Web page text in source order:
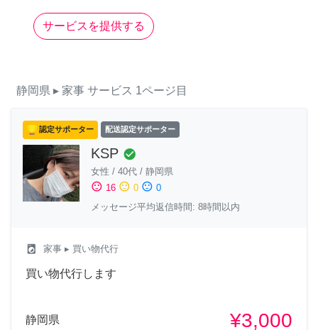
サービスを提供する
静岡県 ▸ 家事 サービス 1ページ目
認定サポーター 配送認定サポーター
KSP check_circle
女性 / 40代 / 静岡県
sentiment_satisfied 16 sentiment_neutral 0 sentiment_dissatisfied 0
メッセージ平均返信時間: 8時間以内
local_laundry_service 家事 ▸ 買い物代行
買い物代行します
静岡県 ¥3,000